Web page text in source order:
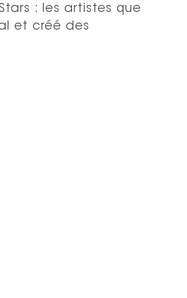
: les artistes que
et créé des